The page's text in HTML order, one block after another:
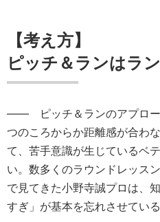
【考え方】
ピッチ＆ランはラ
―― ピッチ＆ランのアプロー
つのころからか距離感が合わ
て、苦手意識が生じているベ
い。数多くのラウンドレッス
で見てきた小野寺誠プロは、
すぎ」が基本を忘れさせてい